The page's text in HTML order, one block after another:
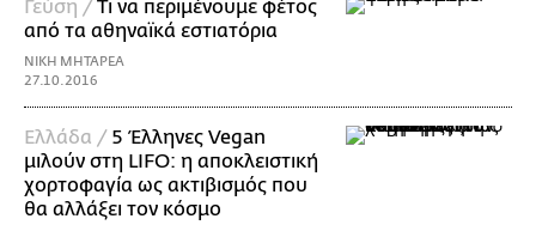
Γεύση / Τι να περιμένουμε φέτος
από τα αθηναϊκά εστιατόρια
ΝΙΚΗ ΜΗΤΑΡΕΑ
27.10.2016
Ελλάδα / 5 Έλληνες Vegan
μιλούν στη LIFO: η αποκλειστική
χορτοφαγία ως ακτιβισμός που
θα αλλάξει τον κόσμο